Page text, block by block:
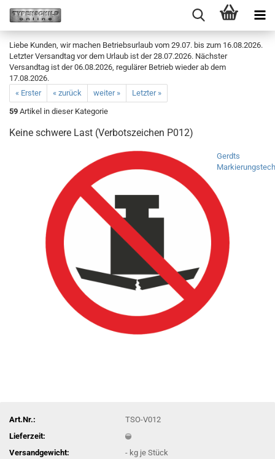
Liebe Kunden, wir machen Betriebsurlaub vom 29.07. bis zum 16.08.2026.
Letzter Versandtag vor dem Urlaub ist der 28.07.2026. Nächster
Versandtag ist der 06.08.2026, regulärer Betrieb wieder ab dem
17.08.2026.
« Erster
« zurück weiter »
Letzter »
59 Artikel in dieser Kategorie
Keine schwere Last (Verbotszeichen P012)
Gerdts
Art.Nr.:
TSO-V012
Lieferzeit:
Versandgewicht:
- kg je Stück